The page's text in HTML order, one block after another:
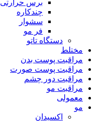
برس حرارتی
چندکاره
سشوار
فر مو
دستگاه تاتو
مختلط
مراقبت پوست بدن
مراقبت پوست صورت
مراقبت دور چشم
مراقبت مو
معمولی
مو
اکسیدان